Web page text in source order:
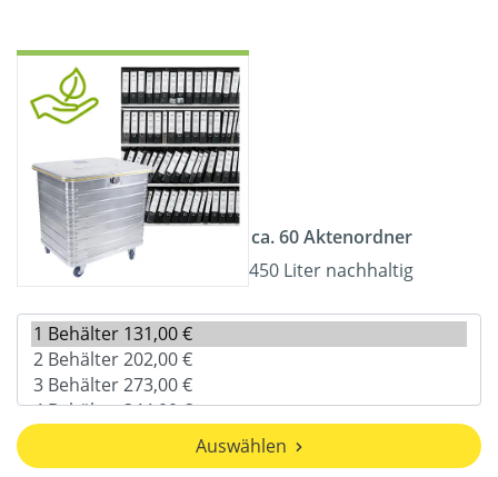
ca. 60 Aktenordner
450 Liter nachhaltig
Auswählen